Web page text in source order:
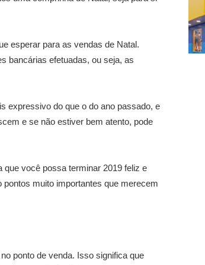
esperar para as vendas de Natal.
bancárias efetuadas, ou seja, as
expressivo do que o do ano passado, e
e se não estiver bem atento, pode
que você possa terminar 2019 feliz e
muito importantes que merecem
ponto de venda. Isso significa que